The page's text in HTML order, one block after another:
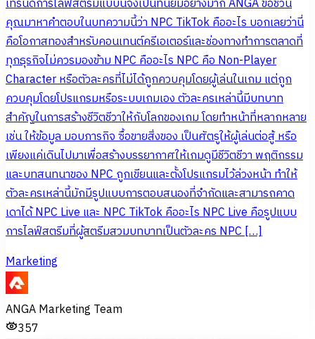
คุณมาหาคำตอบในบทความนี้ว่า NPC TikTok คืออะไร บอกเลยว่านี่
คือโอกาสทองสำหรับคอนเทนต์ครีเอเตอร์และช่องทางทำการตลาดที่
ทุกธุรกิจไม่ควรมองข้าม NPC คืออะไร NPC คือ Non-Player
Character หรือตัวละครที่ไม่ได้ถูกควบคุมโดยผู้เล่นในเกม แต่ถูก
ควบคุมโดยโปรแกรมหรือระบบเกมเอง ตัวละครเหล่านี้มีบทบาท
สำคัญในการสร้างชีวิตชีวาให้กับโลกของเกม โดยทำหน้าที่หลากหลาย
เช่น ให้ข้อมูล มอบภารกิจ ซื้อขายสิ่งของ เป็นศัตรูให้ผู้เล่นต่อสู้ หรือ
เพียงแค่เดินไปมาเพื่อสร้างบรรยากาศให้เกมดูมีชีวิตชีวา พฤติกรรม
และบทสนทนาของ NPC ถูกเขียนและตั้งโปรแกรมไว้ล่วงหน้า ทำให้
ตัวละครเหล่านี้มักมีรูปแบบการตอบสนองที่จำกัดและสามารถคาด
เดาได้ NPC Live และ NPC TikTok คืออะไร NPC Live คือรูปแบบ
การไลฟ์สตรีมที่ผู้สตรีมสวมบทบาทเป็นตัวละคร NPC […]
Marketing
ANGA Marketing Team
357